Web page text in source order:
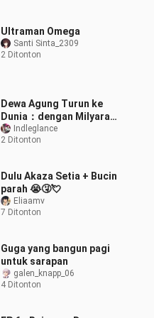
Ultraman Omega
Santi Sinta_2309
2 Ditonton
Dewa Agung Turun ke
Dunia：dengan Milyaran
Poin Kekuatan Melawan
Takdir
Indleglance
2 Ditonton
Dulu Akaza Setia + Bucin
parah 😭🤧💘
Eliaamv
7 Ditonton
Guga yang bangun pagi
untuk sarapan
galen_knapp_06
4 Ditonton